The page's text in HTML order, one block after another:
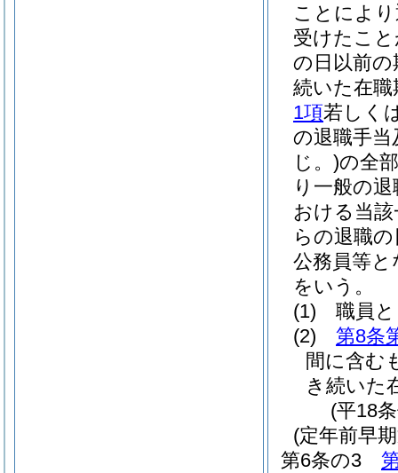
ことによ
受けたこ
の日以前の
続いた在
1項若しく
の退職手当
じ。)の全
り一般の
おける当
らの退職
公務員等
をいう。
(1)
職員
(2)
第8条
間に含む
き続いた
(平18
(定年前早
第6条の3